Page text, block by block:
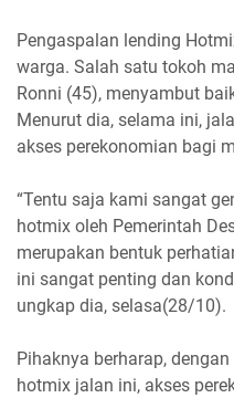
Pengaspalan lending
warga. Salah satu tokoh
Ronni (45), menyambut
Menurut dia, selama ini,
akses perekonomian bagi
“Tentu saja kami sangat
hotmix oleh Pemerintah
merupakan bentuk
ini sangat penting dan
ungkap dia, selasa(28/10).
Pihaknya berharap,
hotmix jalan ini, akses